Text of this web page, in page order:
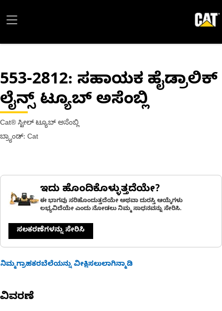
553-2812: ಸಹಾಯಕ ಹೈಡ್ರಾಲಿಕ್
ಲೈನ್ಸ್ ಟ್ಯೂಬ್ ಅಸೆಂಬ್ಲಿ
Cat® ಸ್ಟೀಲ್ ಟ್ಯೂಬ್ ಅಸೆಂಬ್ಲಿ
ಬ್ರ್ಯಾಂಡ್: Cat
ಇದು ಹೊಂದಿಕೊಳ್ಳುತ್ತದೆಯೇ?
ಈ ಭಾಗವು ಸರಿಹೊಂದುತ್ತದೆಯೇ ಅಥವಾ ದುರಸ್ತಿ ಆಯ್ಕೆಗಳು
ಲಭ್ಯವಿದೆಯೇ ಎಂದು ನೋಡಲು ನಿಮ್ಮ ಸಾಧನವನ್ನು ಸೇರಿಸಿ.
ಸಲಕರಣೆಗಳನ್ನು ಸೇರಿಸಿ
ನಿಮ್ಮಗ್ರಾಹಕರಬೆಲೆಯನ್ನು ವೀಕ್ಷಿಸಲುಲಾಗಿನ್ಮಾಡಿ
ವಿವರಣೆ